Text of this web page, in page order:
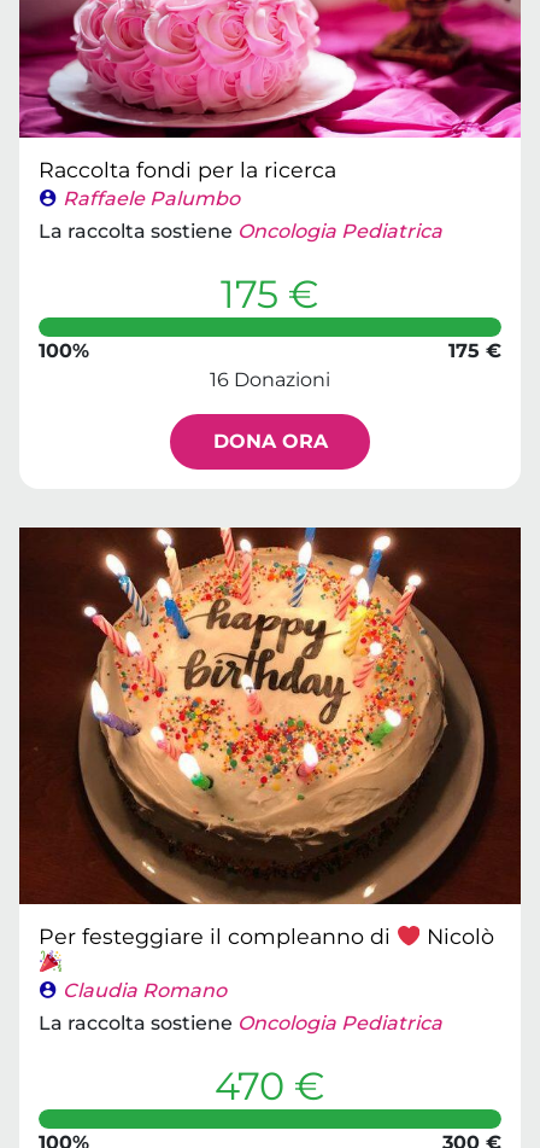
Raccolta fondi per la ricerca
Raffaele Palumbo
La raccolta sostiene Oncologia Pediatrica
175 €
100%
175 €
16 Donazioni
DONA ORA
Per festeggiare il compleanno di Nicolò
Claudia Romano
La raccolta sostiene Oncologia Pediatrica
470 €
100% 300 €